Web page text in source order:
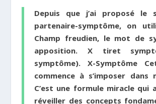
Depuis que j’ai proposé le
partenaire-symptôme, on
Champ freudien, le mot de
apposition. X tiret
symptôme). X-Symptôme
commence à s’imposer dans
C’est une formule miracle qui
réveiller des concepts